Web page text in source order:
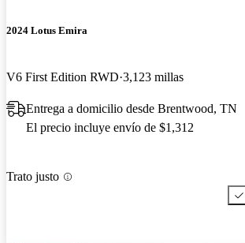
2024 Lotus Emira
V6 First Edition RWD 3,123 millas
Entrega a domicilio desde Brentwood, TN
El precio incluye envío de $1,312
Trato justo